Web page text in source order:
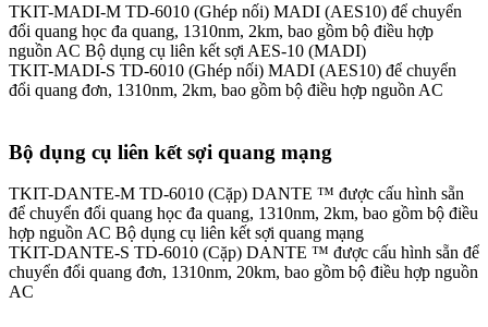
TKIT-MADI-M TD-6010 (Ghép nối) MADI (AES10) để chuyển
đổi quang học đa quang, 1310nm, 2km, bao gồm bộ điều hợp
nguồn AC Bộ dụng cụ liên kết sợi AES-10 (MADI)
TKIT-MADI-S TD-6010 (Ghép nối) MADI (AES10) để chuyển
đổi quang đơn, 1310nm, 2km, bao gồm bộ điều hợp nguồn AC
Bộ dụng cụ liên kết sợi quang mạng
TKIT-DANTE-M TD-6010 (Cặp) DANTE ™ được cấu hình sẵn
để chuyển đổi quang học đa quang, 1310nm, 2km, bao gồm bộ điều
hợp nguồn AC Bộ dụng cụ liên kết sợi quang mạng
TKIT-DANTE-S TD-6010 (Cặp) DANTE ™ được cấu hình sẵn để
chuyển đổi quang đơn, 1310nm, 20km, bao gồm bộ điều hợp nguồn
AC